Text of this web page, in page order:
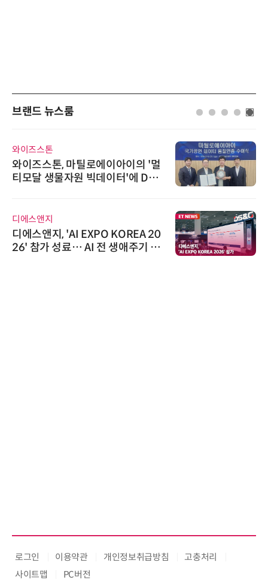
브랜드 뉴스룸
와이즈스톤
와이즈스톤, 마틸로에이아이의 '멀
티모달 생물자원 빅데이터'에 DQ
디에스앤지
디에스앤지, 'AI EXPO KOREA 20
26' 참가 성료… AI 전 생애주기 아
로그인 이용약관 개인정보취급방침
고충처리
사이트맵
PC버전